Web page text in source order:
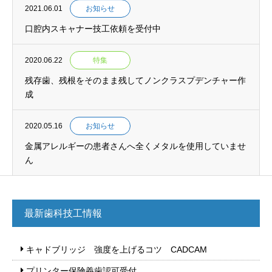
2021.06.01 お知らせ
口腔内スキャナー技工依頼を受付中
2020.06.22 特集
残存歯、残根をそのまま残してノンクラスプデンチャー作
成
2020.05.16 お知らせ
金属アレルギーの患者さんへ全くメタルを使用していませ
ん
最新歯科技工情報
キャドブリッジ 強度を上げるコツ CADCAM